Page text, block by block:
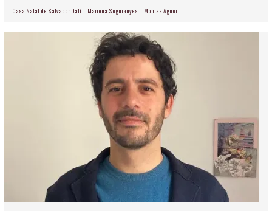
Casa Natal de Salvador Dalí Mariona Seguranyes Montse Aguer